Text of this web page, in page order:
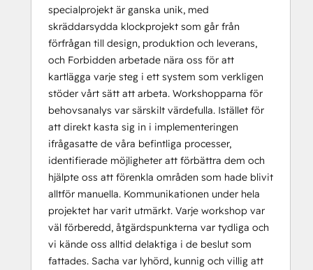
specialprojekt är ganska unik, med
skräddarsydda klockprojekt som går från
förfrågan till design, produktion och leverans,
och Forbidden arbetade nära oss för att
kartlägga varje steg i ett system som verkligen
stöder vårt sätt att arbeta. Workshopparna för
behovsanalys var särskilt värdefulla. Istället för
att direkt kasta sig in i implementeringen
ifrågasatte de våra befintliga processer,
identifierade möjligheter att förbättra dem och
hjälpte oss att förenkla områden som hade blivit
alltför manuella. Kommunikationen under hela
projektet har varit utmärkt. Varje workshop var
väl förberedd, åtgärdspunkterna var tydliga och
vi kände oss alltid delaktiga i de beslut som
fattades. Sacha var lyhörd, kunnig och villig att